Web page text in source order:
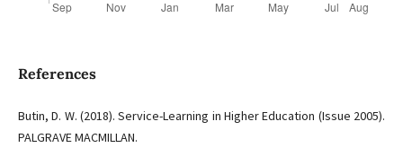
References
Butin, D. W. (2018). Service-Learning in Higher Education (Issue 2005).
PALGRAVE MACMILLAN.